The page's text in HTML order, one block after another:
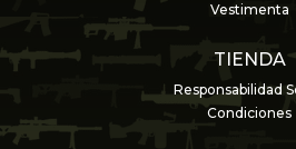
Vestimenta
TIENDA
Responsabilidad
Condiciones